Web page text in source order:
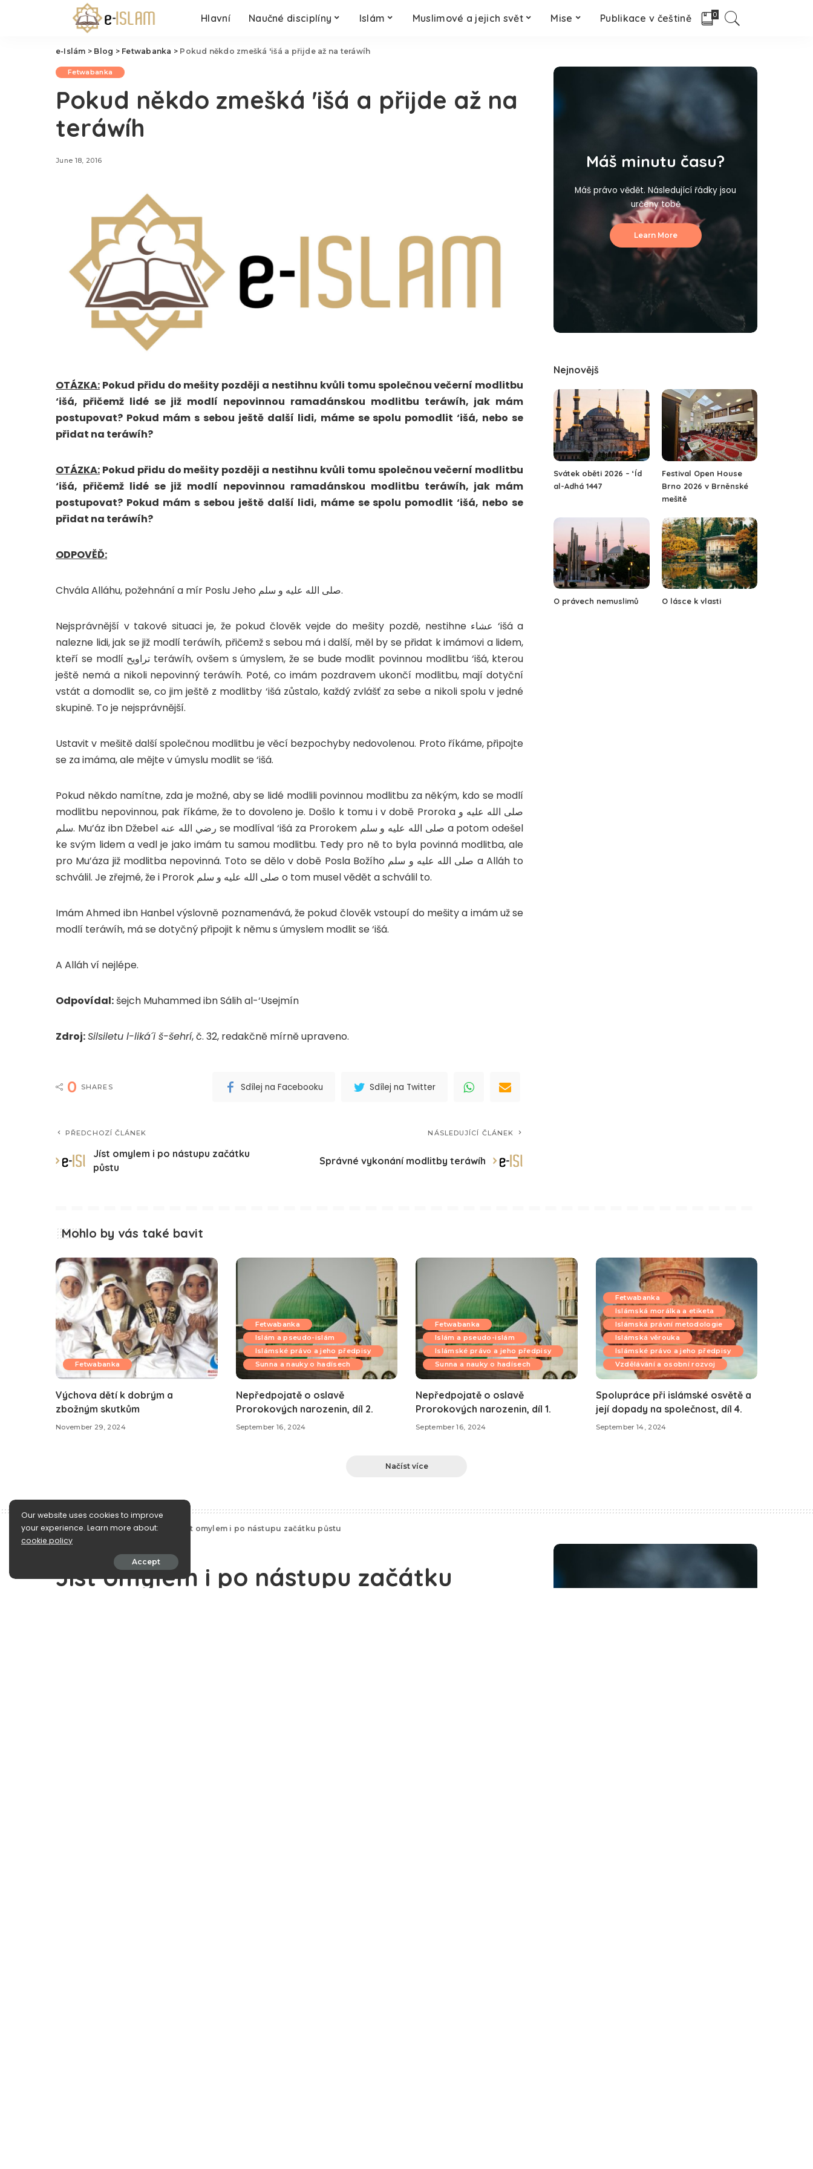
Hlavní Naučné disciplíny Islám Muslimové a jejich svět Mise Publikace v češtině 0
e-Islám > Blog > Fetwabanka > Pokud někdo zmešká 'išá a přijde až na teráwíh
Fetwabanka
Pokud někdo zmešká 'išá a přijde až na
teráwíh
June 18, 2016
OTÁZKA: Pokud přidu do mešity později a nestihnu kvůli tomu společnou večerní modlitbu
‘išá, přičemž lidé se již modlí nepovinnou ramadánskou modlitbu teráwíh, jak mám
postupovat? Pokud mám s sebou ještě další lidi, máme se spolu pomodlit ‘išá, nebo se
přidat na teráwíh?
OTÁZKA: Pokud přidu do mešity později a nestihnu kvůli tomu společnou večerní modlitbu
‘išá, přičemž lidé se již modlí nepovinnou ramadánskou modlitbu teráwíh, jak mám
postupovat? Pokud mám s sebou ještě další lidi, máme se spolu pomodlit ‘išá, nebo se
přidat na teráwíh?
ODPOVĚĎ:
Chvála Alláhu, požehnání a mír Poslu Jeho صلى الله عليه و سلم.
Nejsprávnější v takové situaci je, že pokud člověk vejde do mešity pozdě, nestihne عشاء ‘išá a
nalezne lidi, jak se již modlí teráwíh, přičemž s sebou má i další, měl by se přidat k imámovi a lidem,
kteří se modlí تراويح teráwíh, ovšem s úmyslem, že se bude modlit povinnou modlitbu ‘išá, kterou
ještě nemá a nikoli nepovinný teráwíh. Poté, co imám pozdravem ukončí modlitbu, mají dotyční
vstát a domodlit se, co jim ještě z modlitby ‘išá zůstalo, každý zvlášť za sebe a nikoli spolu v jedné
skupině. To je nejsprávnější.
Ustavit v mešitě další společnou modlitbu je věcí bezpochyby nedovolenou. Proto říkáme, připojte
se za imáma, ale mějte v úmyslu modlit se ‘išá.
Pokud někdo namítne, zda je možné, aby se lidé modlili povinnou modlitbu za někým, kdo se modlí
modlitbu nepovinnou, pak říkáme, že to dovoleno je. Došlo k tomu i v době Proroka صلى الله عليه و
سلم. Mu’áz ibn Džebel رضي الله عنه se modlíval ‘išá za Prorokem صلى الله عليه و سلم a potom odešel
ke svým lidem a vedl je jako imám tu samou modlitbu. Tedy pro ně to byla povinná modlitba, ale
pro Mu’áza již modlitba nepovinná. Toto se dělo v době Posla Božího صلى الله عليه و سلم a Alláh to
schválil. Je zřejmé, že i Prorok صلى الله عليه و سلم o tom musel vědět a schválil to.
Imám Ahmed ibn Hanbel výslovně poznamenává, že pokud člověk vstoupí do mešity a imám už se
modlí teráwíh, má se dotyčný připojit k němu s úmyslem modlit se ‘išá.
A Alláh ví nejlépe.
Odpovídal: šejch Muhammed ibn Sálih al-‘Usejmín
Zdroj:Silsiletu l-liká´i š-šehrí, č. 32, redakčně mírně upraveno.
0 SHARES Sdílej na Facebooku Sdílej na Twitter
PŘEDCHOZÍ ČLÁNEK
Jíst omylem i po nástupu začátku
půstu
NÁSLEDUJÍCÍ ČLÁNEK
Správné vykonání modlitby teráwíh
Máš minutu času?
Máš právo vědět. Následující řádky jsou
určeny tobě
Learn More
Nejnovějš
Svátek oběti 2026 – ‘Íd
al-Adhá 1447
Festival Open House
Brno 2026 v Brněnské
mešitě
O právech nemuslimů O lásce k vlasti
Mohlo by vás také bavit
Fetwabanka
Výchova dětí k dobrým a
zbožným skutkům
November 29, 2024
Fetwabanka
Islám a pseudo-islám
Islámské právo a jeho předpisy
Sunna a nauky o hadísech
Nepředpojatě o oslavě
Prorokových narozenin, díl 2.
September 16, 2024
Fetwabanka
Islám a pseudo-islám
Islámské právo a jeho předpisy
Sunna a nauky o hadísech
Nepředpojatě o oslavě
Prorokových narozenin, díl 1.
September 16, 2024
Fetwabanka
Islámská morálka a etiketa
Islámská právní metodologie
Islámská věrouka
Islámské právo a jeho předpisy
Vzdělávání a osobní rozvoj
Spolupráce při islámské osvětě a
její dopady na společnost, díl 4.
September 14, 2024
Načíst více
e-Islám >Blog>Vaše dotazy Jíst omylem i po nástupu začátku půstu
Jíst omylem i po nástupu začátku
Our website uses cookies to improve
your experience. Learn more about:
cookie policy
Accept